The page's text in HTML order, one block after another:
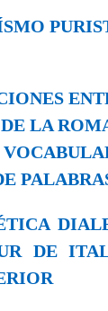
LA
DE